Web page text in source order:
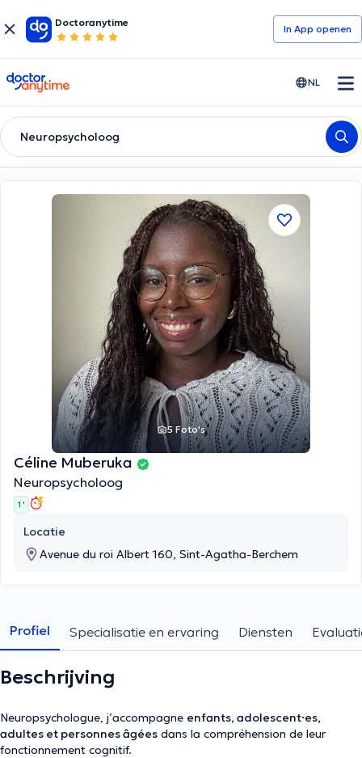
Doctoranytime
In App openen
doctoranytime NL
Neuropsycholoog
5 Foto's
Céline Muberuka
Neuropsycholoog
1 '
Locatie
Avenue du roi Albert 160, Sint-Agatha-Berchem
Profiel Specialisatie en ervaring Diensten
Beschrijving
Neuropsychologue, j’accompagne enfants, adolescent·es,
adultes et personnes âgées dans la compréhension de leur
fonctionnement cognitif.